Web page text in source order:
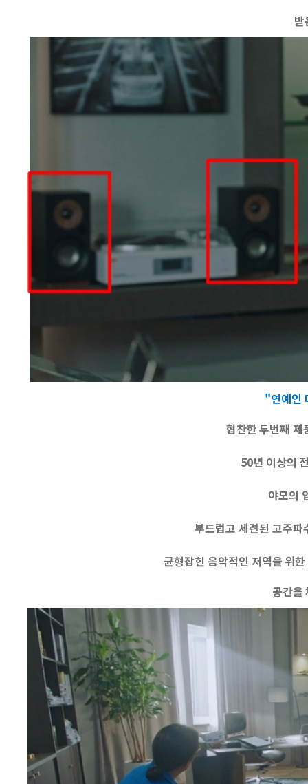
"연예인
협찬한 두번째
50년 이상의
야모의
부드럽고 세련된 고주
균형잡힌 음악적인 저역을 위
공간을